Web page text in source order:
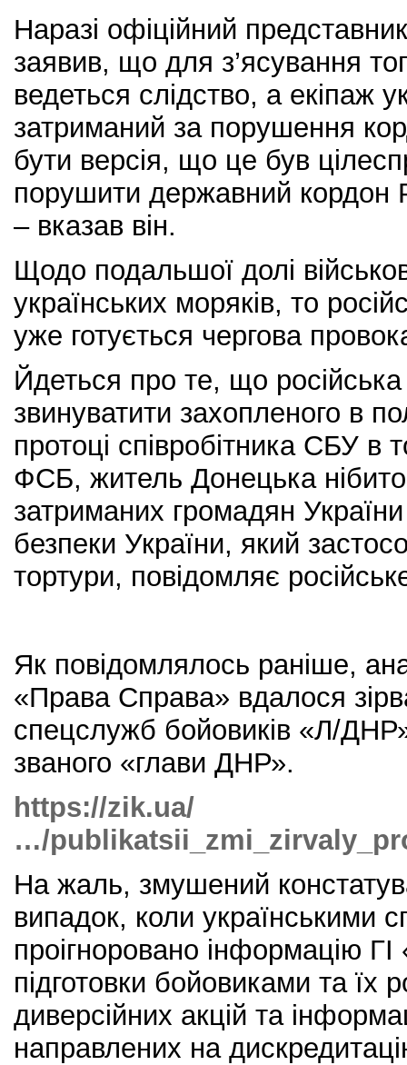
Наразі офіційний
заявив, що для з’ясування
ведеться слідство, а екіпаж
затриманий за порушення
бути версія, що це був
порушити державний кордон
– вказав він.
Щодо подальшої долі
українських моряків, то
уже готується чергова
Йдеться про те, що
звинуватити захопленого в
протоці співробітника СБУ в
ФСБ, житель Донецька
затриманих громадян
безпеки України, який
тортури, повідомляє
Як повідомлялось раніше,
«Права Справа» вдалося
спецслужб бойовиків «Л/
званого «глави ДНР».
https://zik.ua/
…/
На жаль, змушений
випадок, коли українськими
проігноровано інформацію
підготовки бойовиками та їх
диверсійних акцій та
направлених на